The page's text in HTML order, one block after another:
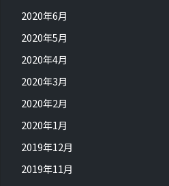
2020年6月
2020年5月
2020年4月
2020年3月
2020年2月
2020年1月
2019年12月
2019年11月